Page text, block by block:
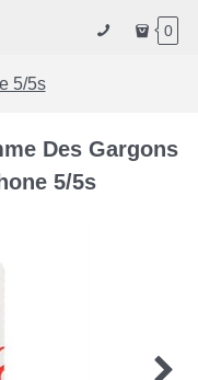
0
5/5s
Des Gargons
5/5s